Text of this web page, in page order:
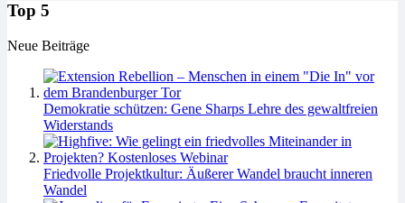
Top 5
Neue Beiträge
Demokratie schützen: Gene Sharps Lehre des gewaltfreien
Widerstands
Friedvolle Projektkultur: Äußerer Wandel braucht inneren
Wandel